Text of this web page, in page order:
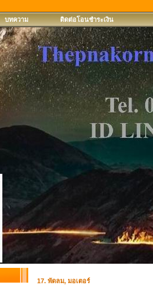
บทความ ติดต่อโอนชำระเงิน
17. พัดลม, มอเตอร์